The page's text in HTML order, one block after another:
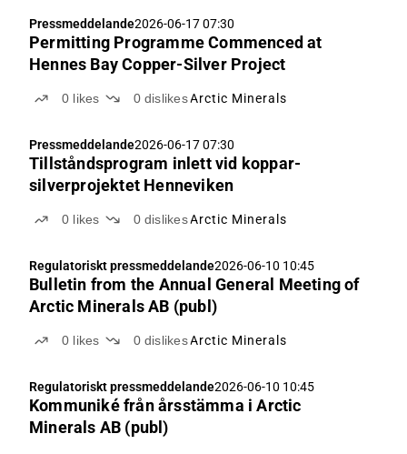
Pressmeddelande2026-06-17 07:30
Permitting Programme Commenced at
Hennes Bay Copper-Silver Project
0 likes 0 dislikesArctic Minerals
Pressmeddelande2026-06-17 07:30
Tillståndsprogram inlett vid koppar-
silverprojektet Henneviken
0 likes 0 dislikesArctic Minerals
Regulatoriskt pressmeddelande2026-06-10 10:45
Bulletin from the Annual General Meeting of
Arctic Minerals AB (publ)
0 likes 0 dislikesArctic Minerals
Regulatoriskt pressmeddelande2026-06-10 10:45
Kommuniké från årsstämma i Arctic
Minerals AB (publ)